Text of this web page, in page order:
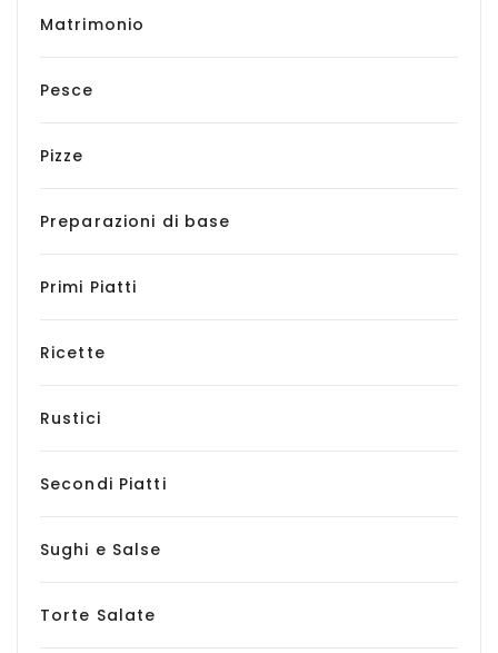
Matrimonio
Pesce
Pizze
Preparazioni di base
Primi Piatti
Ricette
Rustici
Secondi Piatti
Sughi e Salse
Torte Salate